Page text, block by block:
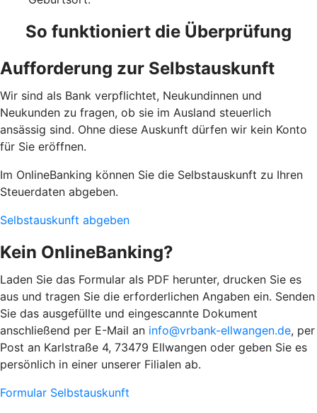
So funktioniert die Überprüfung
Aufforderung zur Selbstauskunft
Wir sind als Bank verpflichtet, Neukundinnen und
Neukunden zu fragen, ob sie im Ausland steuerlich
ansässig sind. Ohne diese Auskunft dürfen wir kein Konto
für Sie eröffnen.
Im OnlineBanking können Sie die Selbstauskunft zu Ihren
Steuerdaten abgeben.
Selbstauskunft abgeben
Kein OnlineBanking?
Laden Sie das Formular als PDF herunter, drucken Sie es
aus und tragen Sie die erforderlichen Angaben ein. Senden
Sie das ausgefüllte und eingescannte Dokument
anschließend per E-Mail an info@vrbank-ellwangen.de, per
Post an Karlstraße 4, 73479 Ellwangen oder geben Sie es
persönlich in einer unserer Filialen ab.
Formular Selbstauskunft